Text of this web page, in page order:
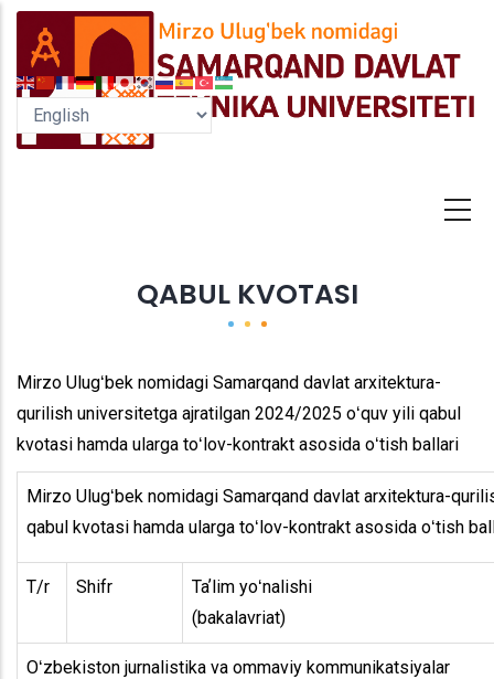
Skip
main
content
QABUL KVOTASI
Mirzo Ulugʻbek nomidagi Samarqand davlat arxitektura-
qurilish universitetga ajratilgan 2024/2025 oʻquv yili qabul
kvotasi hamda ularga toʻlov-kontrakt asosida oʻtish ballari
Mirzo Ulugʻbek nomidagi Samarqand davlat arxitektura-
qabul kvotasi hamda ularga toʻlov-kontrakt asosida oʻtish
T/r Shifr
Taʼlim yoʻnalishi
(bakalavriat)
Oʻzbekiston jurnalistika va ommaviy kommunikatsiyalar